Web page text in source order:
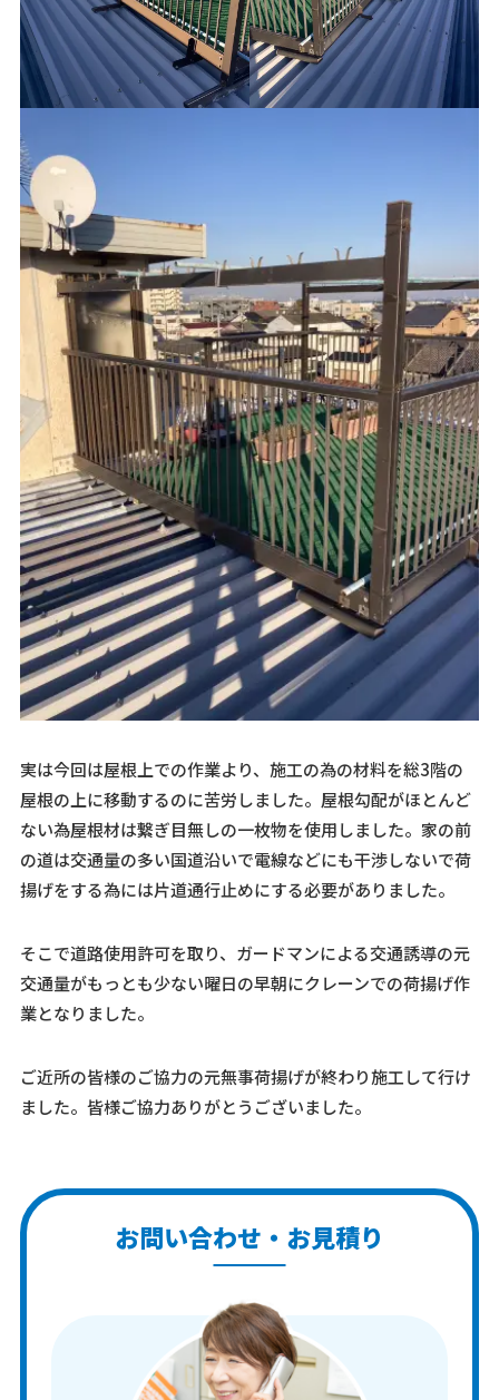
実は今回は屋根上での作業より、施工の為の材料を総3階の
屋根の上に移動するのに苦労しました。屋根勾配がほとんど
ない為屋根材は繋ぎ目無しの一枚物を使用しました。家の前
の道は交通量の多い国道沿いで電線などにも干渉しないで荷
揚げをする為には片道通行止めにする必要がありました。
そこで道路使用許可を取り、ガードマンによる交通誘導の元
交通量がもっとも少ない曜日の早朝にクレーンでの荷揚げ作
業となりました。
ご近所の皆様のご協力の元無事荷揚げが終わり施工して行け
ました。皆様ご協力ありがとうございました。
お問い合わせ・お見積り